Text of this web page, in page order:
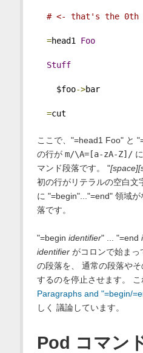
# <- that's the 0th
=head1 Foo
Stuff
$foo->bar
=cut
ここで、"=head1 Foo" と
の行が m/\A=[a-zA-Z]/に
マンド段落です。 "
初の行がリテラルの空白文
に "=begin"..."=end" 領域
落です。
"=begin identifier" ... "=end
identifierがコロンで始まっ
の段落を、 通常の段落や
するのを停止させます。 こ
Paragraphs and "=begin/
しく 議論しています。
Pod コマン